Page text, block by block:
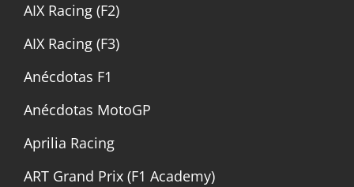
AIX Racing (F2)
AIX Racing (F3)
Anécdotas F1
Anécdotas MotoGP
Aprilia Racing
ART Grand Prix (F1 Academy)